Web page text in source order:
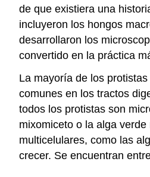
de que existiera una
incluyeron los hongos
desarrollaron los
convertido en la práctica
La mayoría de los
comunes en los tractos
todos los protistas son
mixomiceto o la alga verde
multicelulares, como las
crecer. Se encuentran